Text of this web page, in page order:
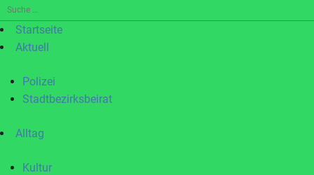
Suche
nach:Startseite
Aktuell
Polizei
Stadtbezirksbeirat
Alltag
Kultur